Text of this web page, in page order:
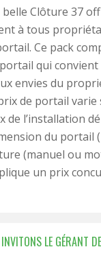
Clôture 37
à tous
Ce pack
qui
envies du
de portail
de l’installation
du portail
(manuel ou
un prix
LE GÉRANT